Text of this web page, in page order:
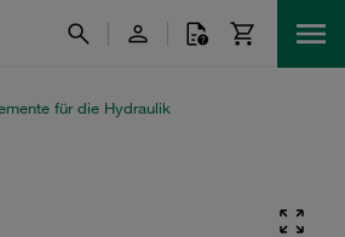
für die Hydraulik